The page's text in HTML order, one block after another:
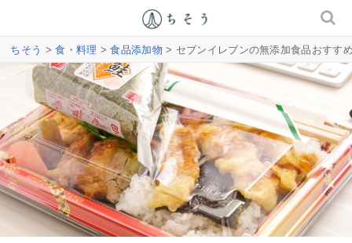
ちそう >食・料理 >食品添加物 > セブンイレブンの無添加食品おすす